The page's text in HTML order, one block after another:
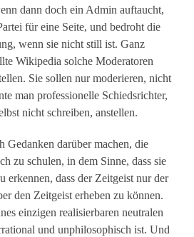
dann doch ein Admin auftaucht,
für eine Seite, und bedroht die
wenn sie nicht still ist. Ganz
Wikipedia solche Moderatoren
Sie sollen nur moderieren, nicht
man professionelle Schiedsrichter,
nicht schreiben, anstellen.
Gedanken darüber machen, die
zu schulen, in dem Sinne, dass sie
erkennen, dass der Zeitgeist nur der
den Zeitgeist erheben zu können.
einzigen realisierbaren neutralen
und unphilosophisch ist. Und